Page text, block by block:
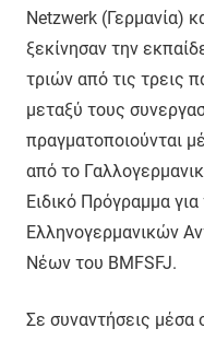
Netzwerk (Γερμανία)
ξεκίνησαν την
τριών από τις τρεις
μεταξύ τους
πραγματοποιούνται
από το
Ειδικό Πρόγραμμα
Ελληνογερμανικών
Νέων του BMFSFJ.
Σε συναντήσεις μέσα